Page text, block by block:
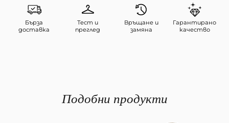
Бърза
доставка
Тест и
преглед
Връщане и
замяна
Гарантирано
качество
Подобни продукти